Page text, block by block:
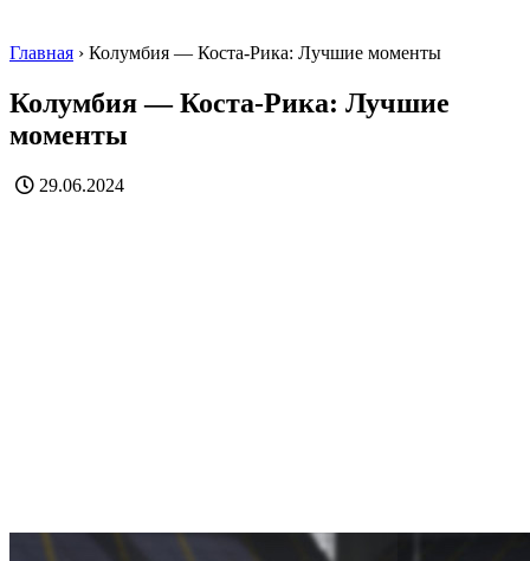
Главная › Колумбия — Коста-Рика: Лучшие моменты
Колумбия — Коста-Рика: Лучшие
моменты
29.06.2024